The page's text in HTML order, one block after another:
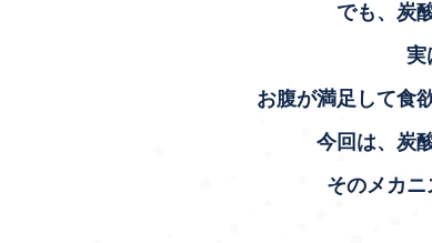
でも、炭
実
お腹が満足して食
今回は、炭
そのメカニ